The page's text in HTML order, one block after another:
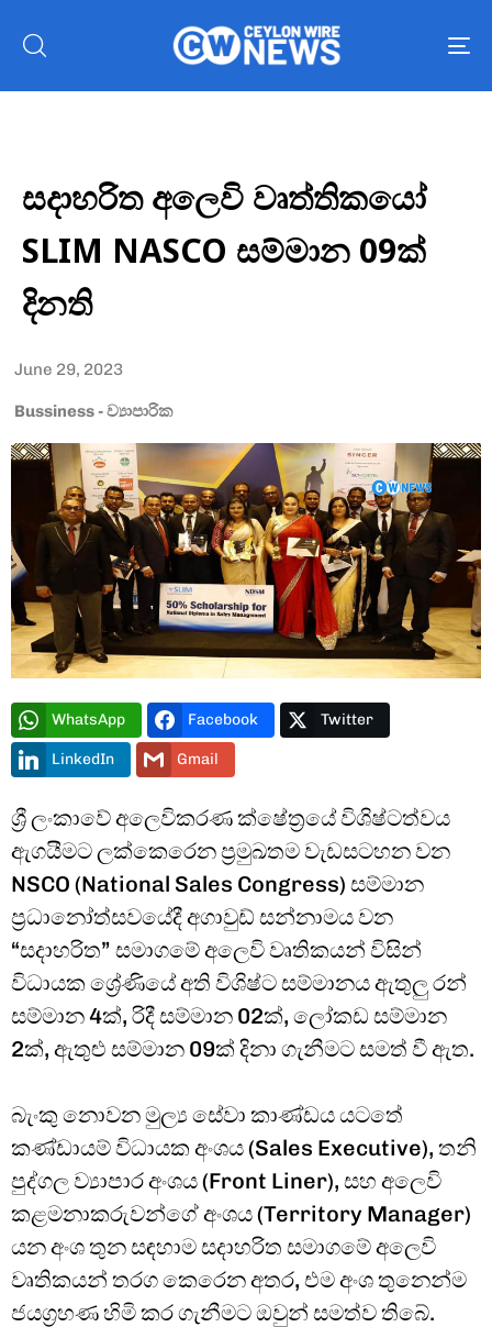
Type and hit enter
සදාහරිත අලෙවි වෘත්තිකයෝ
SLIM NASCO සම්මාන 09ක්
දිනති
June 29, 2023
Bussiness - ව්‍යාපාරික
WhatsApp Facebook Twitter
LinkedIn Gmail
ශ්‍රී ලංකාවේ අලෙවිකරණ ක්ෂේත්‍රයේ විශිෂ්ටත්වය
ඇගයීමට ලක්කෙරෙන ප්‍රමුඛතම වැඩසටහන වන
NSCO (National Sales Congress) සම්මාන
ප්‍රධානෝත්සවයේදී අගාවුඩ් සන්නාමය වන
“සදාහරිත” සමාගමේ අලෙවි වෘතිකයන් විසින්
විධායක ශ්‍රේණියේ අති විශිෂ්ට සම්මානය ඇතුලු රන්
සම්මාන 4ක්, රිදී සම්මාන 02ක්, ලෝකඩ සම්මාන
2ක්, ඇතුළු සම්මාන 09ක් දිනා ගැනීමට සමත් වී ඇත.
බැංකු නොවන මුල්‍ය සේවා කාණ්ඩය යටතේ
කණ්ඩායම් විධායක අංශය (Sales Executive), තනි
පුද්ගල ව්‍යාපාර අංශය (Front Liner), සහ අලෙවි
කළමනාකරුවන්ගේ අංශය (Territory Manager)
යන අංශ තුන සඳහාම සදාහරිත සමාගමේ අලෙවි
වෘතිකයන් තරග කෙරෙන අතර, එම අංශ තුනෙන්ම
ජයග්‍රහණ හිමි කර ගැනීමට ඔවුන් සමත්ව තිබේ.